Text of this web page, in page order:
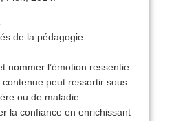
de la pédagogie
:
nommer l’émotion ressentie :
contenue peut ressortir sous
ou de maladie.
la confiance en enrichissant